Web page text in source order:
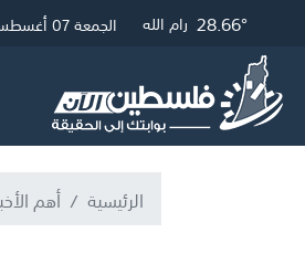
30.39° غزة 28.9° القدس28.66° رام الله الجمعة 07 أغسطس 2026
الرئيسية أهم